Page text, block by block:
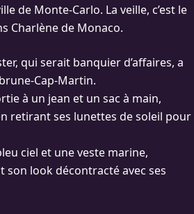
de Monte-Carlo. La veille, c’est le
Charlène de Monaco.
qui serait banquier d’affaires, a
Cap-Martin.
à un jean et un sac à main,
retirant ses lunettes de soleil pour
ciel et une veste marine,
son look décontracté avec ses